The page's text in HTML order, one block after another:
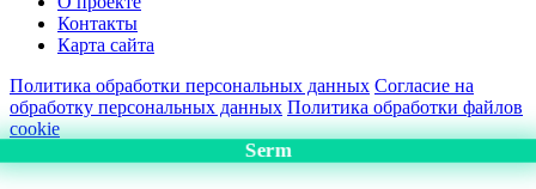
Контакты
Карта сайта
Политика обработки персональных данных Согласие на
обработку персональных данных Политика обработки файлов
cookie
Serm